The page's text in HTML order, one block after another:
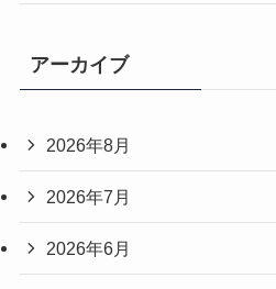
アーカイブ
2026年8月
2026年7月
2026年6月